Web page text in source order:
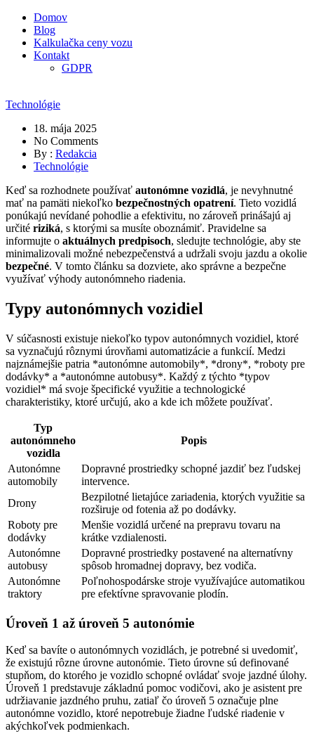
Domov
Blog
Kalkulačka ceny vozu
Kontakt
GDPR
Technológie
18. mája 2025
No Comments
By : Redakcia
Technológie
Keď sa rozhodnete používať autonómne vozidlá, je nevyhnutné
mať na pamäti niekoľko bezpečnostných opatrení. Tieto vozidlá
ponúkajú nevídané pohodlie a efektivitu, no zároveň prinášajú aj
určité riziká, s ktorými sa musíte oboznámiť. Pravidelne sa
informujte o aktuálnych predpisoch, sledujte technológie, aby ste
minimalizovali možné nebezpečenstvá a udržali svoju jazdu a okolie
bezpečné. V tomto článku sa dozviete, ako správne a bezpečne
využívať výhody autonómneho riadenia.
Typy autonómnych vozidiel
V súčasnosti existuje niekoľko typov autonómnych vozidiel, ktoré
sa vyznačujú rôznymi úrovňami automatizácie a funkcií. Medzi
najznámejšie patria *autonómne automobily*, *drony*, *roboty pre
dodávky* a *autonómne autobusy*. Každý z týchto *typov
vozidiel* má svoje špecifické využitie a technologické
charakteristiky, ktoré určujú, ako a kde ich môžete používať.
Typ
autonómneho
vozidla
Popis
Autonómne
automobily
Dopravné prostriedky schopné jazdiť bez ľudskej
intervence.
Drony
Bezpilotné lietajúce zariadenia, ktorých využitie sa
rozširuje od fotenia až po dodávky.
Roboty pre
dodávky
Menšie vozidlá určené na prepravu tovaru na
krátke vzdialenosti.
Autonómne
autobusy
Dopravné prostriedky postavené na alternatívny
spôsob hromadnej dopravy, bez vodiča.
Autonómne
traktory
Poľnohospodárske stroje využívajúce automatikou
pre efektívne spravovanie plodín.
Úroveň 1 až úroveň 5 autonómie
Keď sa bavíte o autonómnych vozidlách, je potrebné si uvedomiť,
že existujú rôzne úrovne autonómie. Tieto úrovne sú definované
stupňom, do ktorého je vozidlo schopné ovládať svoje jazdné úlohy.
Úroveň 1 predstavuje základnú pomoc vodičovi, ako je asistent pre
udržiavanie jazdného pruhu, zatiaľ čo úroveň 5 označuje plne
autonómne vozidlo, ktoré nepotrebuje žiadne ľudské riadenie v
akýchkoľvek podmienkach.